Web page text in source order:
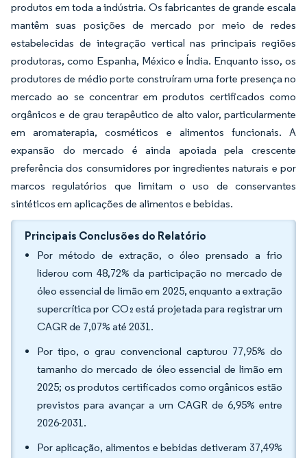
produtos em toda a indústria. Os fabricantes de grande escala
mantêm suas posições de mercado por meio de redes
estabelecidas de integração vertical nas principais regiões
produtoras, como Espanha, México e Índia. Enquanto isso, os
produtores de médio porte construíram uma forte presença no
mercado ao se concentrar em produtos certificados como
orgânicos e de grau terapêutico de alto valor, particularmente
em aromaterapia, cosméticos e alimentos funcionais. A
expansão do mercado é ainda apoiada pela crescente
preferência dos consumidores por ingredientes naturais e por
marcos regulatórios que limitam o uso de conservantes
sintéticos em aplicações de alimentos e bebidas.
Principais Conclusões do Relatório
Por método de extração, o óleo prensado a frio
liderou com 48,72% da participação no mercado de
óleo essencial de limão em 2025, enquanto a extração
supercrítica por CO₂ está projetada para registrar um
CAGR de 7,07% até 2031.
Por tipo, o grau convencional capturou 77,95% do
tamanho do mercado de óleo essencial de limão em
2025; os produtos certificados como orgânicos estão
previstos para avançar a um CAGR de 6,95% entre
2026-2031.
Por aplicação, alimentos e bebidas detiveram 37,49%